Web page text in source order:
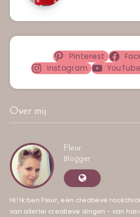
Pinterest
Instagram
YouTube
Over mij
Fleur
Blogger
Hi! Ik ben Fleur, een creatieve
van allerlei creatieve dingen - van